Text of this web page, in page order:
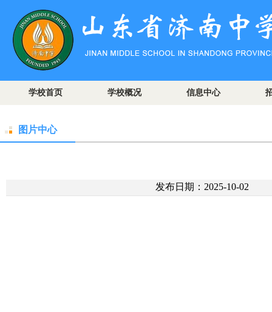
学校首页 学校概况 信息中心
图片中心
发布日期：2025-10-02